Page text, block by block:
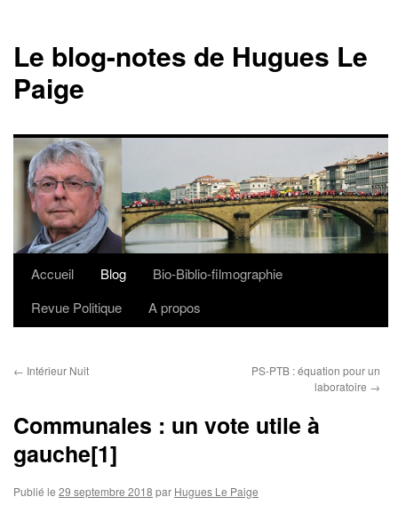
Le blog-notes de Hugues Le
Paige
Aller
Accueil Blog
Bio-Biblio-filmographie
Revue Politique
A propos
← Intérieur Nuit
PS-PTB : équation pour un
laboratoire →
Communales : un vote utile à
gauche[1]
Publié le 29 septembre 2018 par Hugues Le Paige